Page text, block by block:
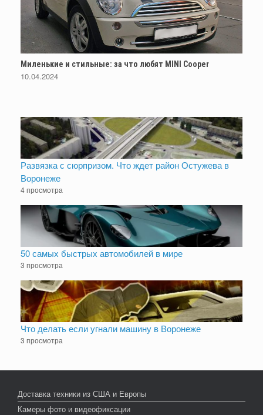
Миленькие и стильные: за что любят MINI Cooper
10.04.2024
Развязка с сюрпризом. Что ждет район Остужева в
Воронеже
4 просмотра
50 самых быстрых автомобилей в мире
3 просмотра
Что делать если угнали машину в Воронеже
3 просмотра
Доставка техники из США и Европы
Камеры фото и видеофиксации